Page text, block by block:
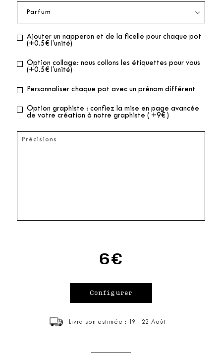
Ajouter un napperon et de la ficelle pour chaque pot
(+0.5€ l'unité)
Option collage: nous collons les étiquettes pour vous
(+0.5€ l'unité)
Personnaliser chaque pot avec un prénom différent
Option graphiste : confiez la mise en page avancée
de votre création à notre graphiste ( +9€ )
6€
Livraison estimée : 19 - 22 Août